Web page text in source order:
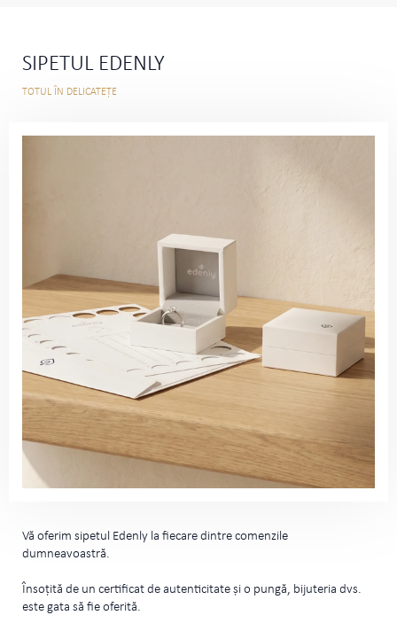
SIPETUL EDENLY
TOTUL ÎN DELICATEȚE
Vă oferim sipetul Edenly la fiecare dintre comenzile
dumneavoastră.
Însoțită de un certificat de autenticitate și o pungă, bijuteria dvs.
este gata să fie oferită.